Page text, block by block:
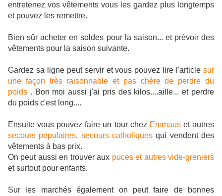
entretenez vos vêtements vous les gardez plus longtemps
et pouvez les remettre.
Bien sûr acheter en soldes pour la saison... et prévoir des
vêtements pour la saison suivante.
Gardez sa ligne peut servir et vous pouvez lire l'article sur
une façon très raisonnable et pas chère de perdre du
poids . Bon moi aussi j'ai pris des kilos....aille... et perdre
du poids c'est long....
Ensuite vous pouvez faire un tour chez Emmaus et autres
secours populaires, secours catholiques qui vendent des
vêtements à bas prix.
On peut aussi en trouver aux puces et autres vide-greniers
et surtout pour enfants.
Sur les marchés également on peut faire de bonnes